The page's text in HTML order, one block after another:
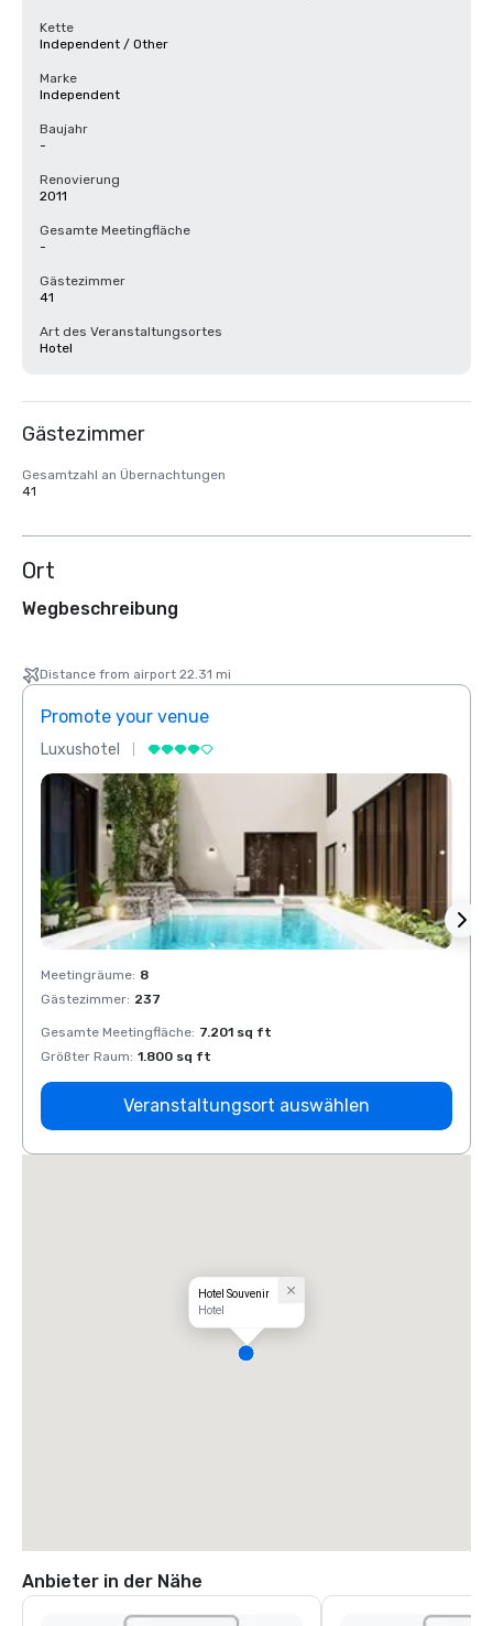
Kette
Independent / Other
Marke
Independent
Baujahr
-
Renovierung
2011
Gesamte Meetingfläche
-
Gästezimmer
41
Art des Veranstaltungsortes
Hotel
Gästezimmer
Gesamtzahl an Übernachtungen
41
Ort
Wegbeschreibung
Distance from airport 22.31 mi
Promote your venue
Luxushotel
Meetingräume: 8
Gästezimmer: 237
Gesamte Meetingfläche: 7.201 sq ft
Größter Raum: 1.800 sq ft
Veranstaltungsort auswählen
Hotel Souvenir
Hotel
Anbieter in der Nähe